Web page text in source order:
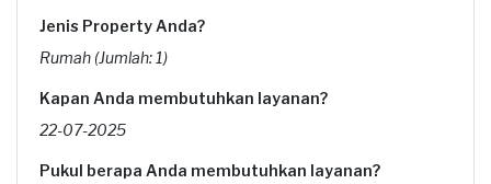
Jenis Property Anda?
Rumah (Jumlah: 1)
Kapan Anda membutuhkan layanan?
22-07-2025
Pukul berapa Anda membutuhkan layanan?